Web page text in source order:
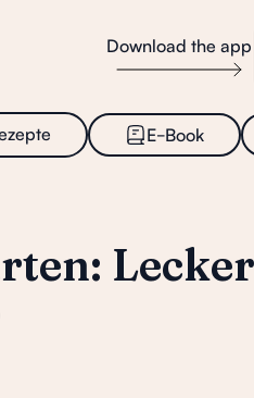
Download the app
E Book